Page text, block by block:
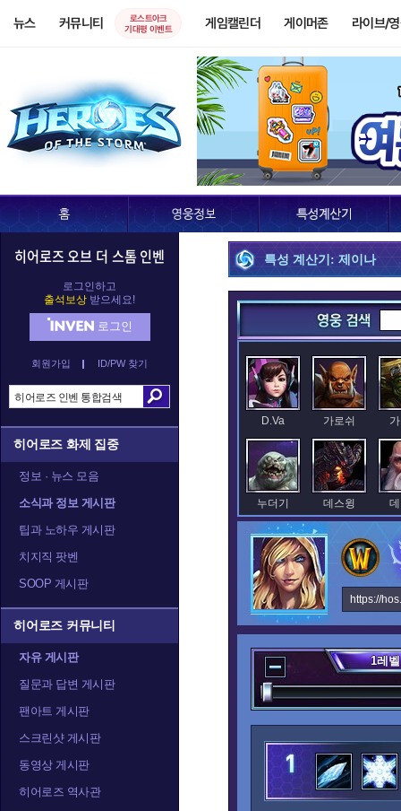
뉴스 커뮤니티
로스트아크
기대평 이벤트
게임캘린더 게이머존 라이브/
히어로즈 오브 더 스톰 인벤
로그인하고
출석보상 받으세요!
로그인
회원가입 ID/PW 찾기
히어로즈 화제 집중
정보 · 뉴스 모음
소식과 정보 게시판
팁과 노하우 게시판
치지직 팟벤
SOOP 게시판
히어로즈 커뮤니티
자유 게시판
질문과 답변 게시판
팬아트 게시판
스크린샷 게시판
동영상 게시판
히어로즈 역사관
특성 계산기: 제이나
D.Va 가로쉬
누더기 데스윙
레오릭 레이너
말티엘 말퓨리온
발라 발리라 블
https://
1레벨